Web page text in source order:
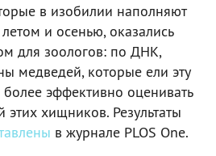
в изобилии наполняют
и осенью, оказались
для зоологов: по ДНК,
медведей, которые ели эту
эффективно оценивать
этих хищников. Результаты
в журнале PLOS One.